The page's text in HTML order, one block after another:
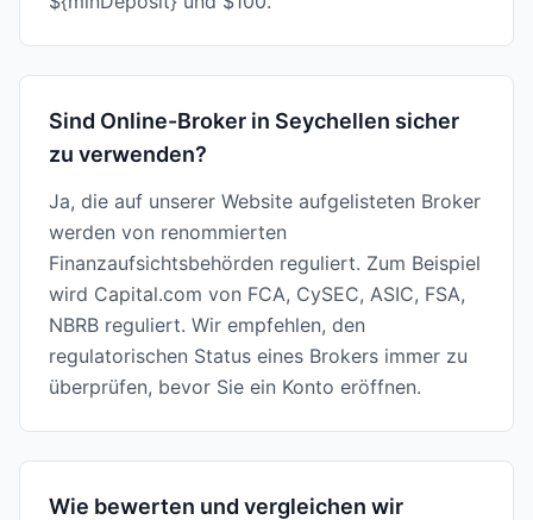
Sind Online-Broker in Seychellen sicher
zu verwenden?
Ja, die auf unserer Website aufgelisteten Broker
werden von renommierten
Finanzaufsichtsbehörden reguliert. Zum Beispiel
wird Capital.com von FCA, CySEC, ASIC, FSA,
NBRB reguliert. Wir empfehlen, den
regulatorischen Status eines Brokers immer zu
überprüfen, bevor Sie ein Konto eröffnen.
Wie bewerten und vergleichen wir